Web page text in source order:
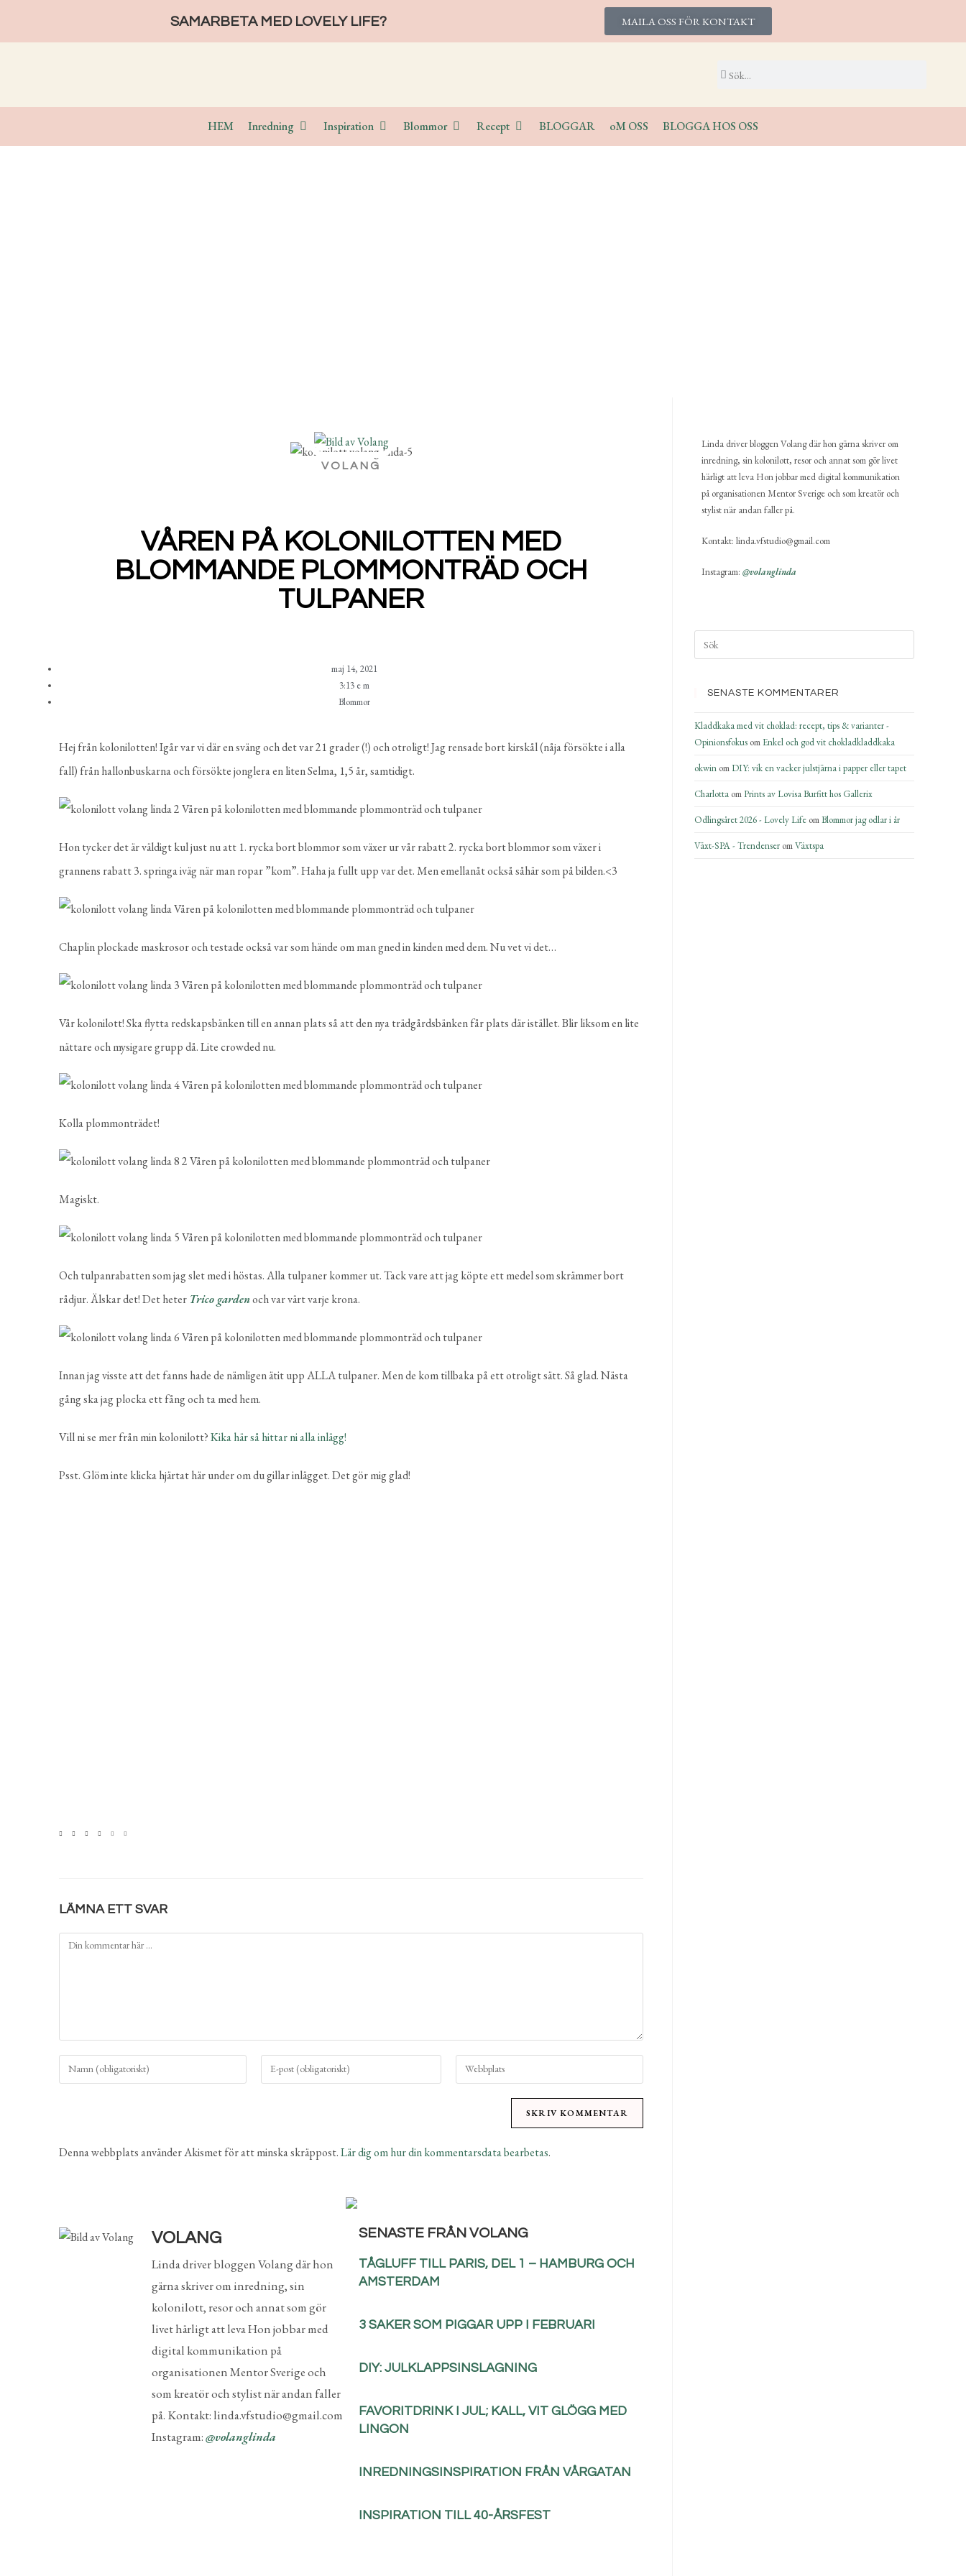
SAMARBETA MED LOVELY LIFE? MAILA OSS FÖR KONTAKT
HEM Inredning Inspiration Blommor Recept BLOGGAR oM OSS BLOGGA HOS OSS
VOLANG
VÅREN PÅ KOLONILOTTEN MED
BLOMMANDE PLOMMONTRÄD OCH
TULPANER
maj 14, 2021
3:13 e m
Blommor
Hej från kolonilotten! Igår var vi där en sväng och det var 21 grader (!) och otroligt! Jag rensade bort kirskål (nåja försökte i alla
fall) från hallonbuskarna och försökte jonglera en liten Selma, 1,5 år, samtidigt.
Hon tycker det är väldigt kul just nu att 1. rycka bort blommor som växer ur vår rabatt 2. rycka bort blommor som växer i
grannens rabatt 3. springa iväg när man ropar ”kom”. Haha ja fullt upp var det. Men emellanåt också såhär som på bilden.<3
Chaplin plockade maskrosor och testade också var som hände om man gned in kinden med dem. Nu vet vi det…
Vår kolonilott! Ska flytta redskapsbänken till en annan plats så att den nya trädgårdsbänken får plats där istället. Blir liksom en lite
nättare och mysigare grupp då. Lite crowded nu.
Kolla plommonträdet!
Magiskt.
Och tulpanrabatten som jag slet med i höstas. Alla tulpaner kommer ut. Tack vare att jag köpte ett medel som skrämmer bort
rådjur. Älskar det! Det heter Trico gardenoch var värt varje krona.
Innan jag visste att det fanns hade de nämligen ätit upp ALLA tulpaner. Men de kom tillbaka på ett otroligt sätt. Så glad. Nästa
gång ska jag plocka ett fång och ta med hem.
Vill ni se mer från min kolonilott?Kika här så hittar ni alla inlägg!
Psst. Glöm inte klicka hjärtat här under om du gillar inlägget. Det gör mig glad!
LÄMNA ETT SVAR
Denna webbplats använder Akismet för att minska skräppost.Lär dig om hur din kommentarsdata bearbetas.
VOLANG
Linda driver bloggen Volang där hon
gärna skriver om inredning, sin
kolonilott, resor och annat som gör
livet härligt att leva Hon jobbar med
digital kommunikation på
organisationen Mentor Sverige och
som kreatör och stylist när andan faller
på. Kontakt: linda.vfstudio@gmail.com
Instagram:@volanglinda
SENASTE FRÅN VOLANG
TÅGLUFF TILL PARIS, DEL 1 – HAMBURG OCH
AMSTERDAM
3 SAKER SOM PIGGAR UPP I FEBRUARI
DIY: JULKLAPPSINSLAGNING
FAVORITDRINK I JUL; KALL, VIT GLÖGG MED
LINGON
INREDNINGSINSPIRATION FRÅN VÅRGATAN
INSPIRATION TILL 40-ÅRSFEST
Linda driver bloggen Volang där hon gärna skriver om
inredning, sin kolonilott, resor och annat som gör livet
härligt att leva Hon jobbar med digital kommunikation
på organisationen Mentor Sverige och som kreatör och
stylist när andan faller på.
Kontakt: linda.vfstudio@gmail.com
Instagram: @volanglinda
SENASTE KOMMENTARER
Kladdkaka med vit choklad: recept, tips & varianter -
Opinionsfokus omEnkel och god vit chokladkladdkaka
okwin omDIY: vik en vacker julstjärna i papper eller tapet
Charlotta omPrints av Lovisa Burfitt hos Gallerix
Odlingsåret 2026 - Lovely Life omBlommor jag odlar i år
Växt-SPA - Trendenser omVäxtspa